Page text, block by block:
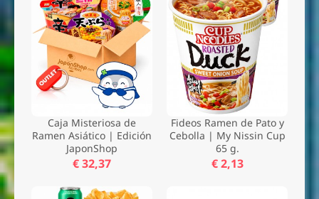
Caja Misteriosa de
Ramen Asiático | Edición
JaponShop
€ 32,37
Fideos Ramen de Pato y
Cebolla | My Nissin Cup
65 g.
€ 2,13